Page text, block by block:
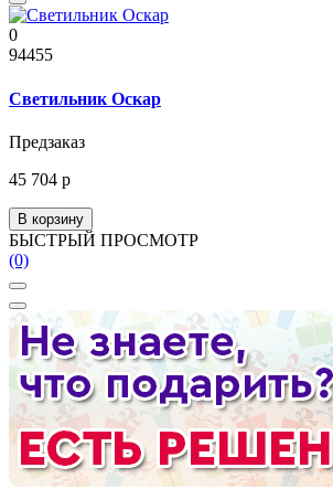
0
94455
Светильник Оскар
Предзаказ
45 704 р
В корзину
БЫСТРЫЙ ПРОСМОТР
(0)